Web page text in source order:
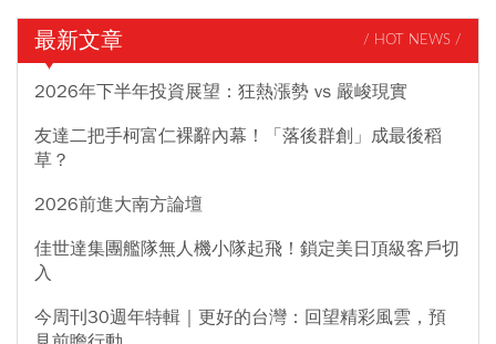
最新文章 / HOT NEWS /
2026年下半年投資展望：狂熱漲勢 vs 嚴峻現實
友達二把手柯富仁裸辭內幕！「落後群創」成最後稻
草？
2026前進大南方論壇
佳世達集團艦隊無人機小隊起飛！鎖定美日頂級客戶切
入
今周刊30週年特輯｜更好的台灣：回望精彩風雲，預